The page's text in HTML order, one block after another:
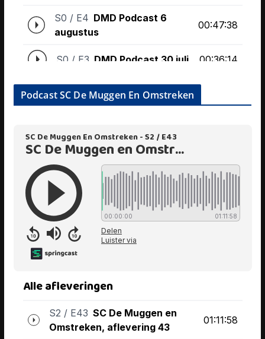
Podcast SC De Muggen En Omstreken